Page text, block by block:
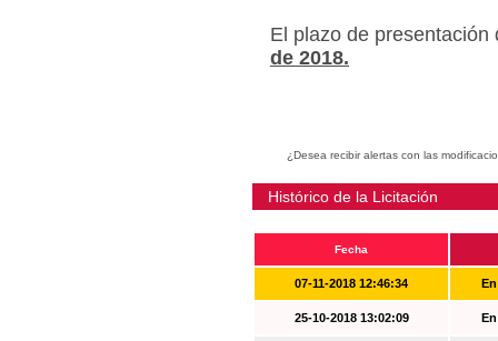
El plazo de
de 2018.
¿Desea recibir alertas con las
Histórico de la Licitación
Fecha
07-11-2018 12:46:34
25-10-2018 13:02:09